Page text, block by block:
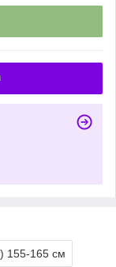
155-165 см